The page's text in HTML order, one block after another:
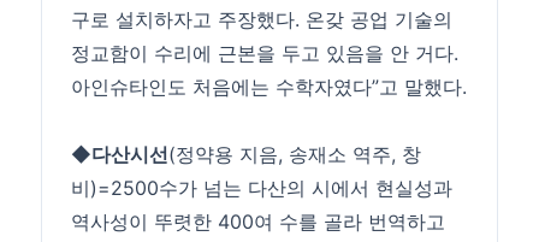
구로 설치하자고 주장했다. 온갖 공업 기술의
정교함이 수리에 근본을 두고 있음을 안 거다.
아인슈타인도 처음에는 수학자였다”고 말했다.
◆다산시선(정약용 지음, 송재소 역주, 창
비)=2500수가 넘는 다산의 시에서 현실성과
역사성이 뚜렷한 400여 수를 골라 번역하고